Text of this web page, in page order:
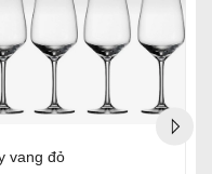
dáng thiên nga